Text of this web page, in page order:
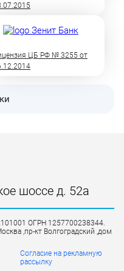
ЦБ РФ № 3255 от
шоссе д. 52а
ОГРН 1257700238344.
,пр-кт Волгоградский ,дом
Согласие на рекламную
рассылку